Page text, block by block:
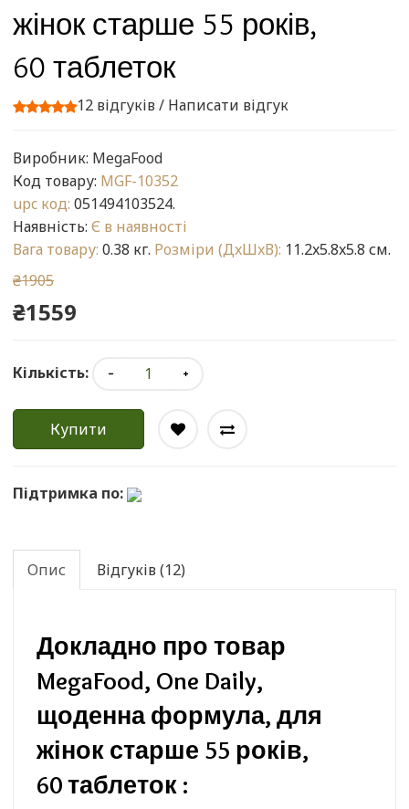
жінок старше 55 років,
60 таблеток
12 відгуків/ Написати відгук
Виробник: MegaFood
Код товару: MGF-10352
upc код: 051494103524.
Наявність: Є в наявності
Вага товару: 0.38 кг. Розміри (ДxШxВ): 11.2x5.8x5.8 см.
₴1905
₴1559
Кількість:
Купити
Підтримка по:
Опис Відгуків (12)
Докладно про товар
MegaFood, One Daily,
щоденна формула, для
жінок старше 55 років,
60 таблеток :